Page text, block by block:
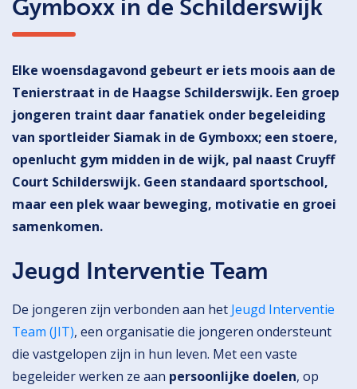
Gymboxx in de Schilderswijk
Elke woensdagavond gebeurt er iets moois aan de
Tenierstraat in de Haagse Schilderswijk. Een groep
jongeren traint daar fanatiek onder begeleiding
van sportleider Siamak in de Gymboxx; een stoere,
openlucht gym midden in de wijk, pal naast Cruyff
Court Schilderswijk. Geen standaard sportschool,
maar een plek waar beweging, motivatie en groei
samenkomen.
Jeugd Interventie Team
De jongeren zijn verbonden aan het Jeugd Interventie
Team (JIT), een organisatie die jongeren ondersteunt
die vastgelopen zijn in hun leven. Met een vaste
begeleider werken ze aan persoonlijke doelen, op